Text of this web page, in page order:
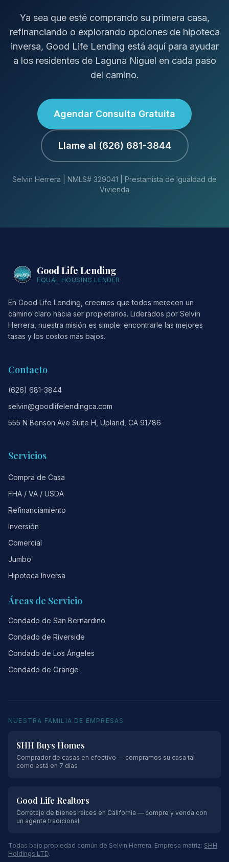
Ya sea que esté comprando su primera casa,
refinanciando o explorando opciones de hipoteca
inversa, Good Life Lending está aquí para ayudar
a los residentes de Laguna Niguel en cada paso
del camino.
Agendar Consulta Gratuita
Llame al (626) 681-3844
Selvin Herrera | NMLS# 329041 | Prestamista de Igualdad de
Vivienda
Good Life Lending
EQUAL HOUSING LENDER
En Good Life Lending, creemos que todos merecen un
camino claro hacia ser propietarios. Liderados por Selvin
Herrera, nuestra misión es simple: encontrarle las mejores
tasas y los costos más bajos.
Contacto
(626) 681-3844
selvin@goodlifelendingca.com
555 N Benson Ave Suite H, Upland, CA 91786
Servicios
Compra de Casa
FHA / VA / USDA
Refinanciamiento
Inversión
Comercial
Jumbo
Hipoteca Inversa
Áreas de Servicio
Condado de San Bernardino
Condado de Riverside
Condado de Los Ángeles
Condado de Orange
NUESTRA FAMILIA DE EMPRESAS
SHH Buys Homes
Comprador de casas en efectivo — compramos su casa tal
como está en 7 días
Good Life Realtors
Corretaje de bienes raíces en California — compre y venda con
un agente tradicional
Todas bajo propiedad común de Selvin Herrera. Empresa matriz: SHH
Holdings LTD.